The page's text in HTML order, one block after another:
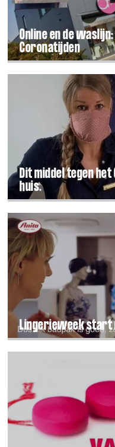
Online en de
Coronatijden
Dit middel tegen
huis.
Lingerieweek start